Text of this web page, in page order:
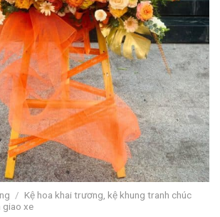
/ Kệ hoa khai trương, kệ khung tranh chúc
giao xe